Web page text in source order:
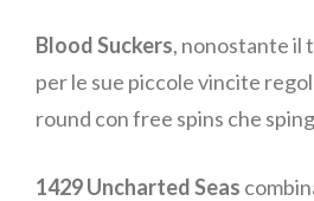
Blood Suckers, nonostante il
per le sue piccole vincite
round con free spins che
1429 Uncharted Seas